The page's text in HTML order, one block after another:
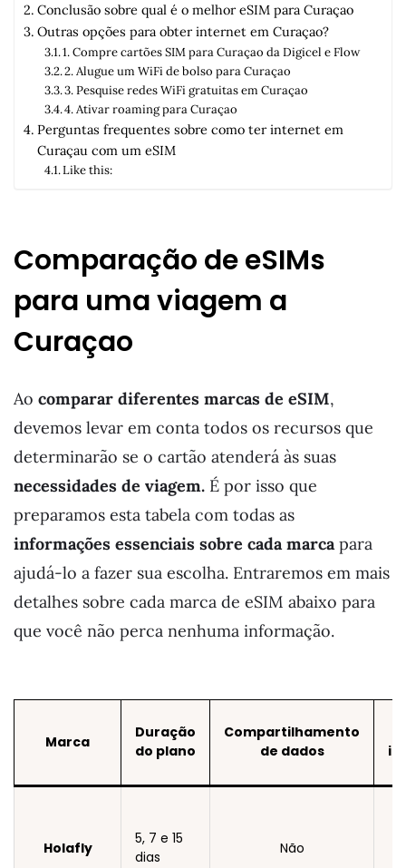
Conclusão sobre qual é o melhor eSIM para Curaçao
Outras opções para obter internet em Curaçao?
1. Compre cartões SIM para Curaçao da Digicel e Flow
2. Alugue um WiFi de bolso para Curaçao
3. Pesquise redes WiFi gratuitas em Curaçao
4. Ativar roaming para Curaçao
Perguntas frequentes sobre como ter internet em
Curaçau com um eSIM
Like this:
Comparação de eSIMs
para uma viagem a
Curaçao
Ao comparar diferentes marcas de eSIM,
devemos levar em conta todos os recursos que
determinarão se o cartão atenderá às suas
necessidades de viagem. É por isso que
preparamos esta tabela com todas as
informações essenciais sobre cada marcapara
ajudá-lo a fazer sua escolha. Entraremos em mais
detalhes sobre cada marca de eSIM abaixo para
que você não perca nenhuma informação.
Marca
Duração
do plano
Compartilhamento
de dados
Holafly
5, 7 e 15
dias
Não